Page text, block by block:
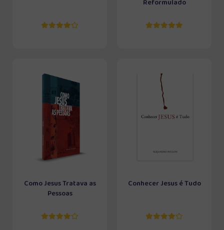
Reformulado
Como Jesus Tratava as
Pessoas
Conhecer Jesus é Tudo